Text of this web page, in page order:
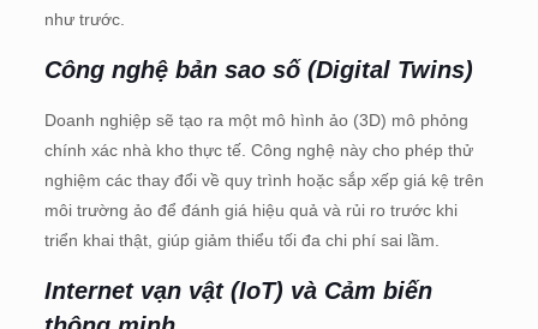
như trước.
Công nghệ bản sao số (Digital Twins)
Doanh nghiệp sẽ tạo ra một mô hình ảo (3D) mô phỏng
chính xác nhà kho thực tế. Công nghệ này cho phép thử
nghiệm các thay đổi về quy trình hoặc sắp xếp giá kệ trên
môi trường ảo để đánh giá hiệu quả và rủi ro trước khi
triển khai thật, giúp giảm thiểu tối đa chi phí sai lầm.
Internet vạn vật (IoT) và Cảm biến